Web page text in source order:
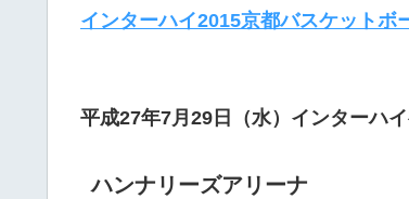
インターハイ2015京都バスケットボ
平成27年7月29日（水）インターハ
ハンナリーズアリーナ